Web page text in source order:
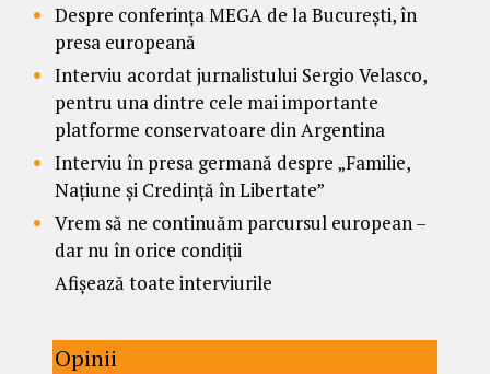
Despre conferința MEGA de la București, în
presa europeană
Interviu acordat jurnalistului Sergio Velasco,
pentru una dintre cele mai importante
platforme conservatoare din Argentina
Interviu în presa germană despre „Familie,
Națiune și Credință în Libertate”
Vrem să ne continuăm parcursul european –
dar nu în orice condiții
Afișează toate interviurile
Opinii